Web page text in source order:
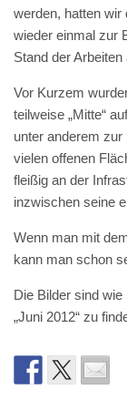
werden, hatten wir
wieder einmal zur
Stand der
Vor Kurzem
teilweise „Mitte“
unter anderem
vielen offenen
fleißig an der
inzwischen seine
Wenn man mit
kann man schon
Die Bilder sind wie
„Juni 2012“ zu